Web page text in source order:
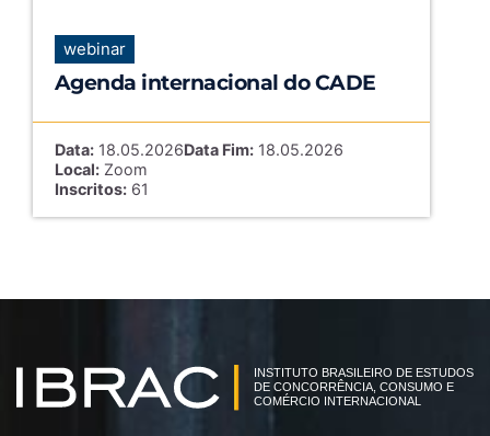
webinar
Agenda internacional do CADE
Data:18.05.2026Data Fim:18.05.2026
Local:Zoom
Inscritos:61